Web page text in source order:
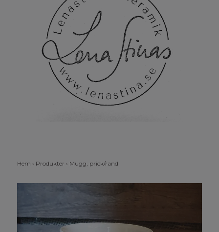
Hem › Produkter › Mugg, prick/rand